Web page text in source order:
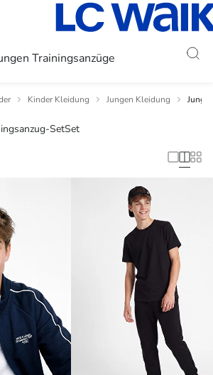
Trainingsanzüge
Kinder Kleidung Jungen Kleidung
SetSet